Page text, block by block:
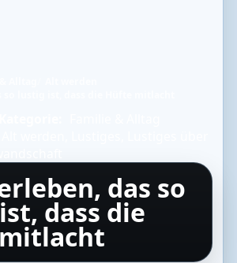
das so
dass die